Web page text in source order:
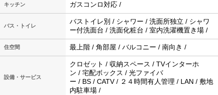
キッチン ガスコンロ対応 /
バス・トイレ
バストイレ別 / シャワー / 洗面所独立 / シャワ
ー付洗面台 / 洗面化粧台 / 室内洗濯機置き場 /
住空間 最上階 / 角部屋 / バルコニー / 南向き /
設備・サービス
クロゼット / 収納スペース / TVインターホ
ン / 宅配ボックス / 光ファイバ
ー / BS / CATV / ２４時間有人管理 / LAN / 敷地
内駐車場 /